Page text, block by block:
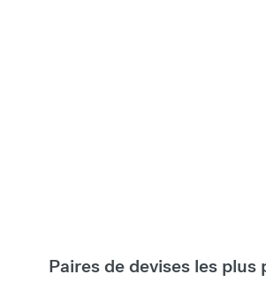
Paires de devises les plus